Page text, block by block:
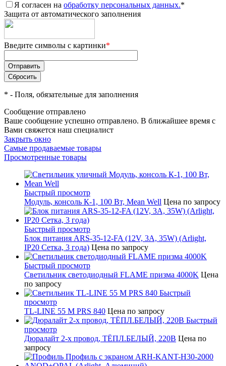
Я согласен на обработку персональных данных.*
Защита от автоматического заполнения
Введите символы с картинки*
* - Поля, обязательные для заполнения
Сообщение отправлено
Ваше сообщение успешно отправлено. В ближайшее время с
Вами свяжется наш специалист
Закрыть окно
Самые продаваемые товары
Просмотренные товары
Быстрый просмотр
Модуль, консоль К-1, 100 Вт, Mean Well Цена по запросу
Быстрый просмотр
Блок питания ARS-35-12-FA (12V, 3A, 35W) (Arlight,
IP20 Сетка, 3 года) Цена по запросу
Быстрый просмотр
Светильник светодиодный FLAME призма 4000K Цена
по запросу
Быстрый
просмотр
TL-LINE 55 M PRS 840 Цена по запросу
Быстрый
просмотр
Дюралайт 2-х провод, ТЁПЛ.БЕЛЫЙ, 220В Цена по
запросу